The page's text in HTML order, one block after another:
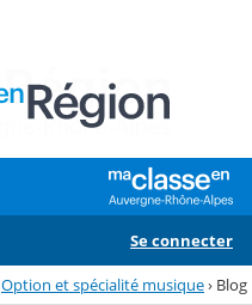
Se connecter
Option et spécialité musique› Blog